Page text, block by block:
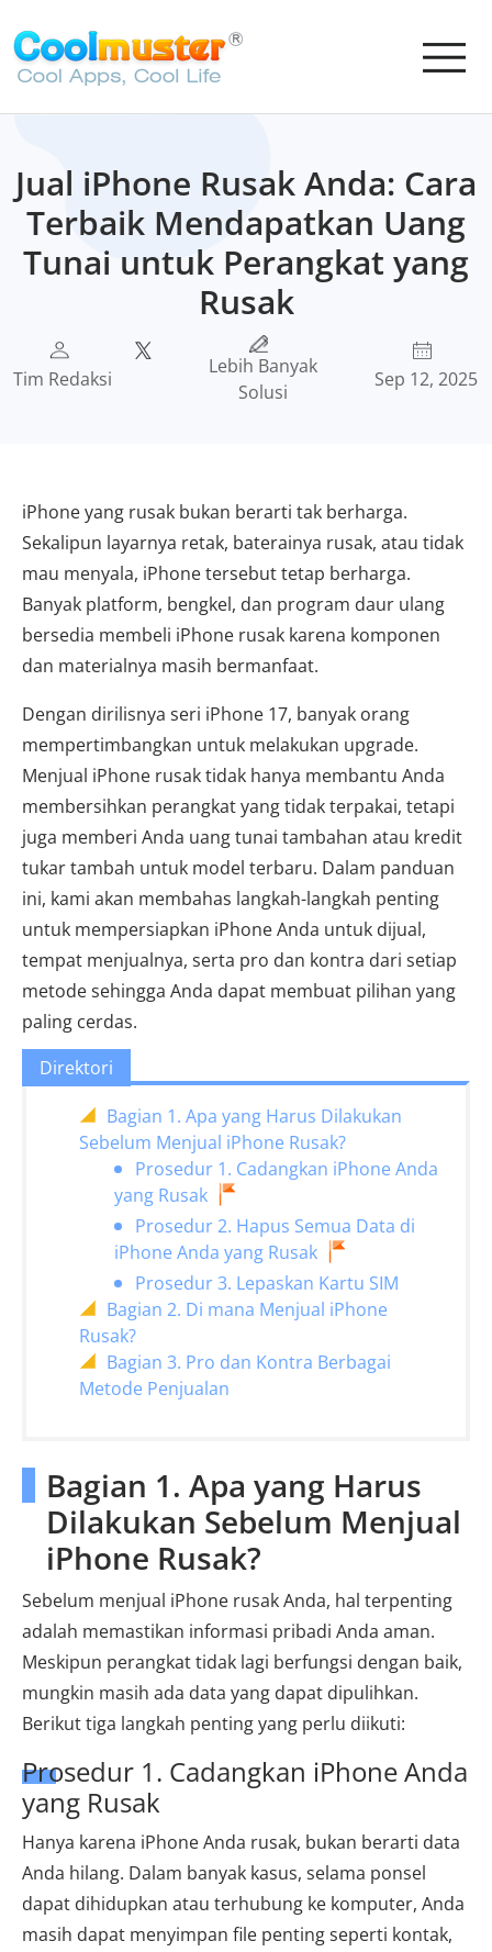
Jual iPhone Rusak Anda: Cara
Terbaik Mendapatkan Uang
Tunai untuk Perangkat yang
Rusak
Tim Redaksi
Lebih Banyak
Solusi
Sep 12, 2025
iPhone yang rusak bukan berarti tak berharga.
Sekalipun layarnya retak, baterainya rusak, atau tidak
mau menyala, iPhone tersebut tetap berharga.
Banyak platform, bengkel, dan program daur ulang
bersedia membeli iPhone rusak karena komponen
dan materialnya masih bermanfaat.
Dengan dirilisnya seri iPhone 17, banyak orang
mempertimbangkan untuk melakukan upgrade.
Menjual iPhone rusak tidak hanya membantu Anda
membersihkan perangkat yang tidak terpakai, tetapi
juga memberi Anda uang tunai tambahan atau kredit
tukar tambah untuk model terbaru. Dalam panduan
ini, kami akan membahas langkah-langkah penting
untuk mempersiapkan iPhone Anda untuk dijual,
tempat menjualnya, serta pro dan kontra dari setiap
metode sehingga Anda dapat membuat pilihan yang
paling cerdas.
Direktori
Bagian 1. Apa yang Harus Dilakukan
Sebelum Menjual iPhone Rusak?
Prosedur 1. Cadangkan iPhone Anda
yang Rusak
Prosedur 2. Hapus Semua Data di
iPhone Anda yang Rusak
Prosedur 3. Lepaskan Kartu SIM
Bagian 2. Di mana Menjual iPhone
Rusak?
Bagian 3. Pro dan Kontra Berbagai
Metode Penjualan
Bagian 1. Apa yang Harus
Dilakukan Sebelum Menjual
iPhone Rusak?
Sebelum menjual iPhone rusak Anda, hal terpenting
adalah memastikan informasi pribadi Anda aman.
Meskipun perangkat tidak lagi berfungsi dengan baik,
mungkin masih ada data yang dapat dipulihkan.
Berikut tiga langkah penting yang perlu diikuti:
Prosedur 1. Cadangkan iPhone Anda
yang Rusak
Hanya karena iPhone Anda rusak, bukan berarti data
Anda hilang. Dalam banyak kasus, selama ponsel
dapat dihidupkan atau terhubung ke komputer, Anda
masih dapat menyimpan file penting seperti kontak,